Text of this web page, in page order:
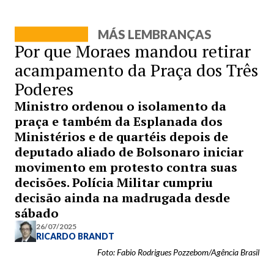
MÁS LEMBRANÇAS
Por que Moraes mandou retirar
acampamento da Praça dos Três
Poderes
Ministro ordenou o isolamento da
praça e também da Esplanada dos
Ministérios e de quartéis depois de
deputado aliado de Bolsonaro iniciar
movimento em protesto contra suas
decisões. Polícia Militar cumpriu
decisão ainda na madrugada desde
sábado
26/07/2025
RICARDO BRANDT
Foto: Fabio Rodrigues Pozzebom/Agência Brasil